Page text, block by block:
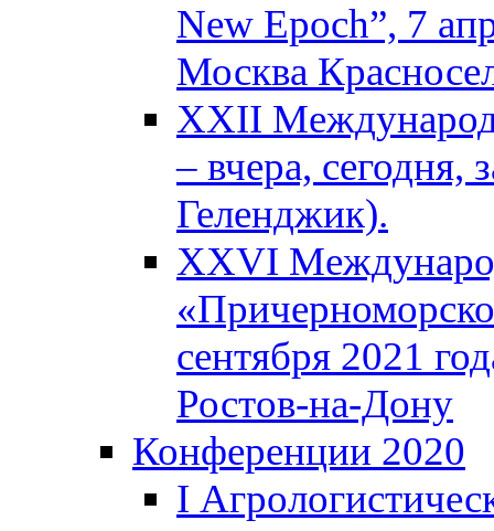
New Epoch”, 7
Москва
XXII
– вчера, сегодня,
Геленджик).
XXVI
сентября 2021
Ростов-на-Дону
Конференции 2020
I